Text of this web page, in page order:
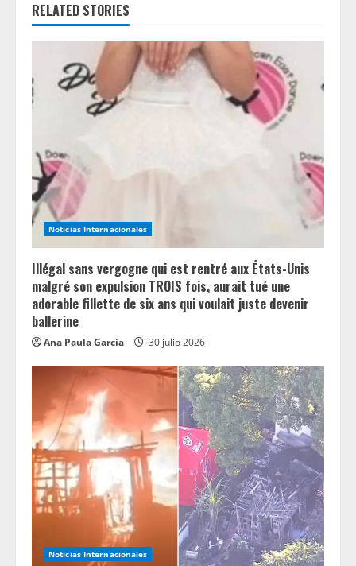
u
R
a
d
i
n
g
RELATED STORIES
Noticias Internacionales
Illégal sans vergogne qui est rentré aux États-Unis
malgré son expulsion TROIS fois, aurait tué une
adorable fillette de six ans qui voulait juste devenir
ballerine
Ana Paula García 30 julio 2026
Noticias Internacionales